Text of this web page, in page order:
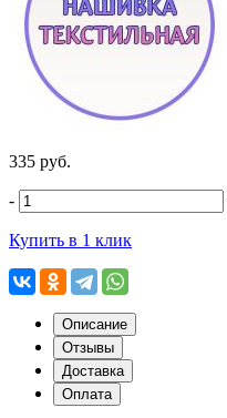
335 руб.
-
Купить в 1 клик
Описание
Отзывы
Доставка
Оплата